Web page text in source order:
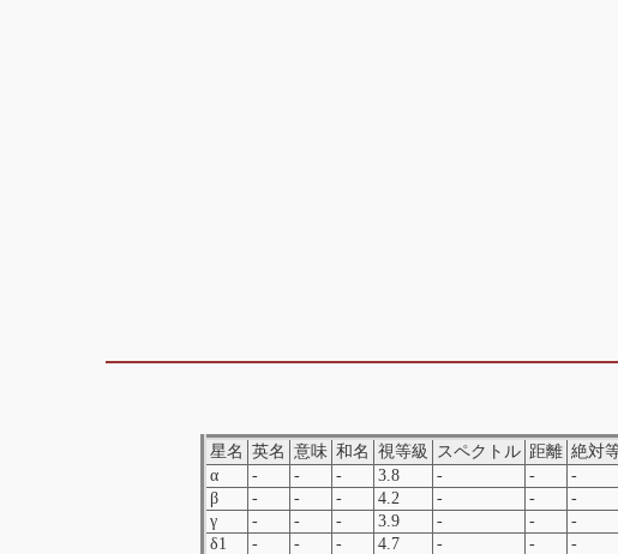
星名 英名 意味 和名 視等級 スペクトル 距離 絶対
α
- - - 3.8 - -
-
β
- - - 4.2 - -
-
γ
- - - 3.9 - -
-
δ1
- - - 4.7 - -
-